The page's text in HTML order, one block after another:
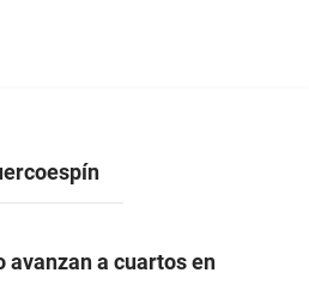
avanzan a cuartos en